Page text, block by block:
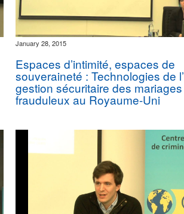
January 28, 2015
Espaces d’intimité, espaces de
souveraineté : Technologies de
gestion sécuritaire des mariages
frauduleux au Royaume-Uni